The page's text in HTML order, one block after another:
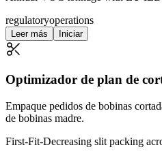
regulatoryoperations
Leer más Iniciar
Optimizador de plan de
Empaque pedidos de bobinas
de bobinas madre.
First-Fit-Decreasing slit packing